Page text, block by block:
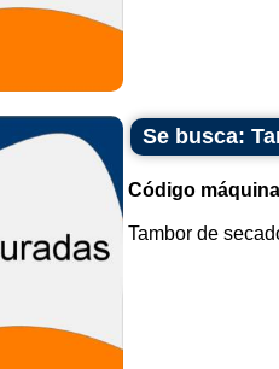
Se busca:
Código
Tambor de